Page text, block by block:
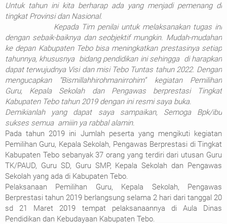
Untuk tahun ini kita berharap ada yang menjadi pemenang di
tingkat Provinsi dan Nasional.
Kepada Tim penilai untuk melaksanakan tugas ini
dengan sebaik-baiknya dan seobjektif mungkin. Mudah-mudahan
ke depan Kabupaten Tebo bisa meningkatkan prestasinya setiap
tahunnya, khususnya bidang pendidikan ini sehingga di harapkan
dapat terwujudnya Visi dan misi Tebo Tuntas tahun 2022. Dengan
mengucapkan “Bismillahhirohmanirrohim” kegiatan Pemilihan
Guru, Kepala Sekolah dan Pengawas berprestasi Tingkat
Kabupaten Tebo tahun 2019 dengan ini resmi saya buka.
Demikianlah yang dapat saya sampaikan, Semoga Bpk/ibu
sukses semua amiiin ya rabbal alamin.
Pada tahun 2019 ini Jumlah peserta yang mengikuti kegiatan
Pemilihan Guru, Kepala Sekolah, Pengawas Berprestasi di Tingkat
Kabupaten Tebo sebanyak 37 orang yang terdiri dari utusan Guru
TK/PAUD, Guru SD, Guru SMP, Kepala Sekolah dan Pengawas
Sekolah yang ada di Kabupaten Tebo.
Pelaksanaan Pemilihan Guru, Kepala Sekolah, Pengawas
Berprestasi tahun 2019 berlangsung selama 2 hari dari tanggal 20
sd 21 Maret 2019 tempat pelaksanaannya di Aula Dinas
Pendidikan dan Kebudayaan Kabupaten Tebo.